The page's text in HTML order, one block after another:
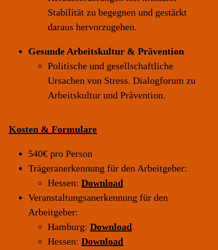
Stabilität zu begegnen und gestärkt
daraus hervorzugehen.
Gesunde Arbeitskultur & Prävention
Politische und gesellschaftliche
Ursachen von Stress. Dialogforum zu
Arbeitskultur und Prävention.
Kosten & Formulare
540€ pro Person
Trägeranerkennung für den Arbeitgeber:
Hessen:Download
Veranstaltungsanerkennung für den
Arbeitgeber:
Hamburg:Download
Hessen: Download